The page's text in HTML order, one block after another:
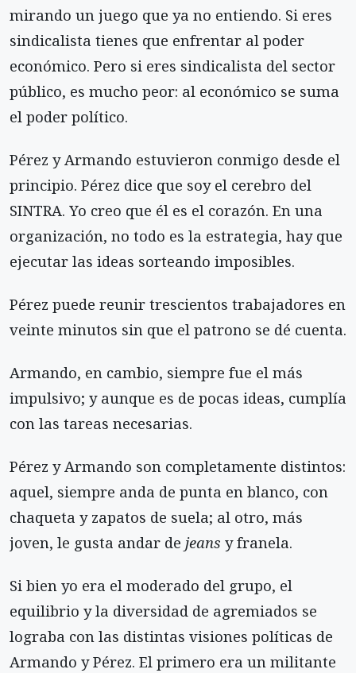
mirando un juego que ya no entiendo. Si eres
sindicalista tienes que enfrentar al poder
económico. Pero si eres sindicalista del sector
público, es mucho peor: al económico se suma
el poder político.
Pérez y Armando estuvieron conmigo desde el
principio. Pérez dice que soy el cerebro del
SINTRA. Yo creo que él es el corazón. En una
organización, no todo es la estrategia, hay que
ejecutar las ideas sorteando imposibles.
Pérez puede reunir trescientos trabajadores en
veinte minutos sin que el patrono se dé cuenta.
Armando, en cambio, siempre fue el más
impulsivo; y aunque es de pocas ideas, cumplía
con las tareas necesarias.
Pérez y Armando son completamente distintos:
aquel, siempre anda de punta en blanco, con
chaqueta y zapatos de suela; al otro, más
joven, le gusta andar de jeans y franela.
Si bien yo era el moderado del grupo, el
equilibrio y la diversidad de agremiados se
lograba con las distintas visiones políticas de
Armando y Pérez. El primero era un militante